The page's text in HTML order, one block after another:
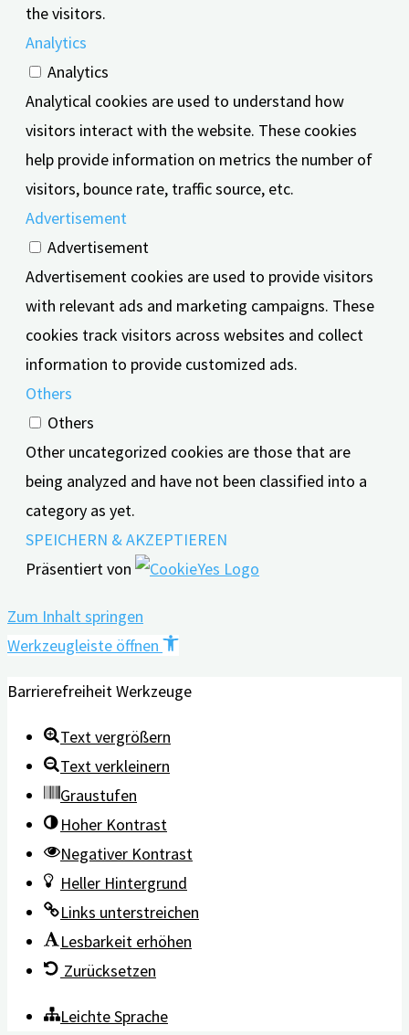
the visitors.
Analytics
Analytics
Analytical cookies are used to understand how
visitors interact with the website. These cookies
help provide information on metrics the number of
visitors, bounce rate, traffic source, etc.
Advertisement
Advertisement
Advertisement cookies are used to provide visitors
with relevant ads and marketing campaigns. These
cookies track visitors across websites and collect
information to provide customized ads.
Others
Others
Other uncategorized cookies are those that are
being analyzed and have not been classified into a
category as yet.
SPEICHERN & AKZEPTIEREN
Präsentiert von
Zum Inhalt springen
Werkzeugleiste öffnen
Barrierefreiheit Werkzeuge
Text vergrößern
Text verkleinern
Graustufen
Hoher Kontrast
Negativer Kontrast
Heller Hintergrund
Links unterstreichen
Lesbarkeit erhöhen
Zurücksetzen
Leichte Sprache